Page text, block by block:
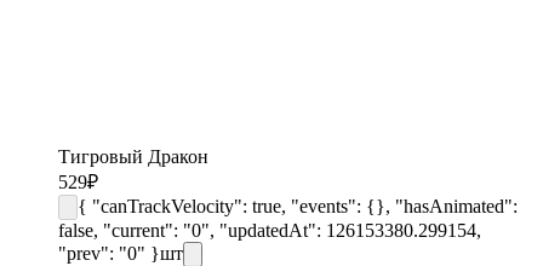
Тигровый Дракон
529₽
{ "canTrackVelocity": true, "events": {}, "hasAnimated":
false, "current": "0", "updatedAt": 126153380.299154,
"prev": "0" }шт